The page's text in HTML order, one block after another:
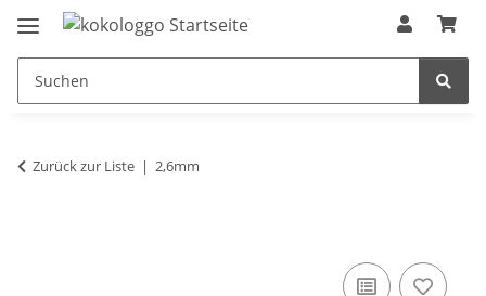
Zurück zur Liste 2,6mm